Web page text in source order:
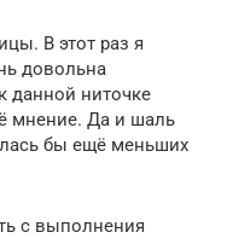
В этот раз я
довольна
данной ниточке
мнение. Да и шаль
бы ещё меньших
с выполнения